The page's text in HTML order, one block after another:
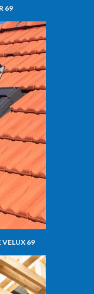
69
VELUX 69